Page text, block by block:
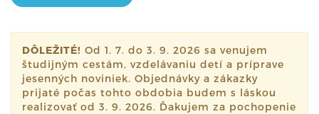
DÔLEŽITÉ! Od 1. 7. do 3. 9. 2026 sa venujem
študijným cestám, vzdelávaniu detí a príprave
jesenných noviniek. Objednávky a zákazky
prijaté počas tohto obdobia budem s láskou
realizovať od 3. 9. 2026. Ďakujem za pochopenie